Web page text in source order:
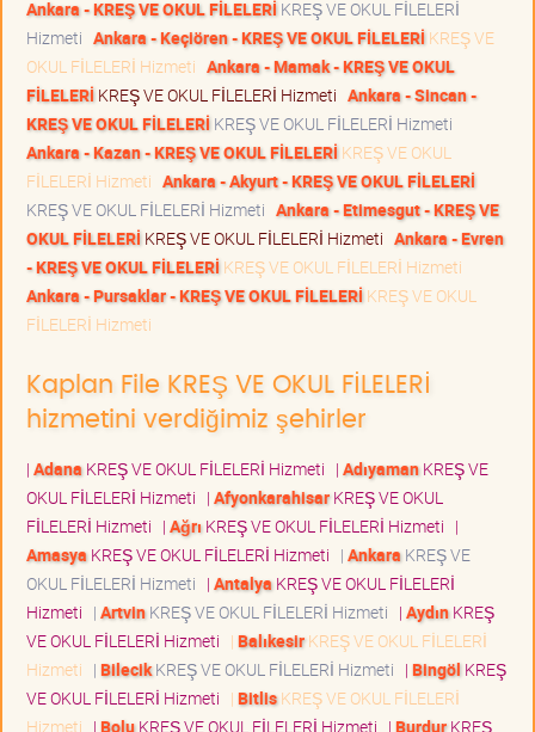
Ankara - KREŞ VE OKUL FİLELERİ KREŞ VE OKUL FİLELERİ
Hizmeti Ankara - Keçiören - KREŞ VE OKUL FİLELERİ KREŞ VE
OKUL FİLELERİ Hizmeti Ankara - Mamak - KREŞ VE OKUL
FİLELERİ KREŞ VE OKUL FİLELERİ Hizmeti Ankara - Sincan -
KREŞ VE OKUL FİLELERİ KREŞ VE OKUL FİLELERİ Hizmeti
Ankara - Kazan - KREŞ VE OKUL FİLELERİ KREŞ VE OKUL
FİLELERİ Hizmeti Ankara - Akyurt - KREŞ VE OKUL FİLELERİ
KREŞ VE OKUL FİLELERİ Hizmeti Ankara - Etimesgut - KREŞ VE
OKUL FİLELERİ KREŞ VE OKUL FİLELERİ Hizmeti Ankara - Evren
- KREŞ VE OKUL FİLELERİ KREŞ VE OKUL FİLELERİ Hizmeti
Ankara - Pursaklar - KREŞ VE OKUL FİLELERİ KREŞ VE OKUL
FİLELERİ Hizmeti
Kaplan File KREŞ VE OKUL FİLELERİ
hizmetini verdiğimiz şehirler
| Adana KREŞ VE OKUL FİLELERİ Hizmeti | AdıyamanKREŞ VE
OKUL FİLELERİ Hizmeti | AfyonkarahisarKREŞ VE OKUL
FİLELERİ Hizmeti | Ağrı KREŞ VE OKUL FİLELERİ Hizmeti |
Amasya KREŞ VE OKUL FİLELERİ Hizmeti | Ankara KREŞ VE
OKUL FİLELERİ Hizmeti | Antalya KREŞ VE OKUL FİLELERİ
Hizmeti | ArtvinKREŞ VE OKUL FİLELERİ Hizmeti | AydınKREŞ
VE OKUL FİLELERİ Hizmeti | BalıkesirKREŞ VE OKUL FİLELERİ
Hizmeti | BilecikKREŞ VE OKUL FİLELERİ Hizmeti | Bingöl KREŞ
VE OKUL FİLELERİ Hizmeti | BitlisKREŞ VE OKUL FİLELERİ
Hizmeti | BoluKREŞ VE OKUL FİLELERİ Hizmeti | BurdurKREŞ